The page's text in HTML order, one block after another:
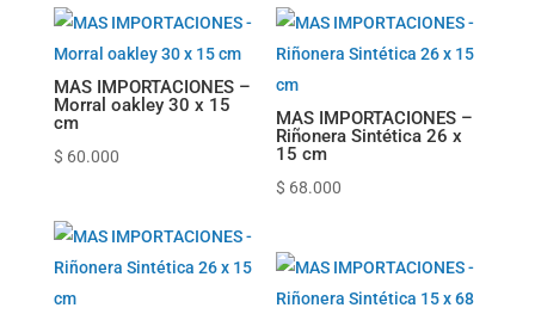
MAS IMPORTACIONES –
Morral oakley 30 x 15
cm
$ 60.000
MAS IMPORTACIONES –
Riñonera Sintética 26 x
15 cm
$ 68.000